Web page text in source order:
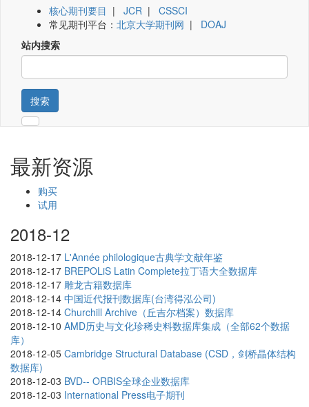
核心期刊要目 | JCR | CSSCI
常见期刊平台： 北京大学期刊网 | DOAJ
站内搜索
搜索
最新资源
购买
试用
2018-12
2018-12-17 L'Année philologique古典学文献年鉴
2018-12-17 BREPOLiS Latin Complete拉丁语大全数据库
2018-12-17 雕龙古籍数据库
2018-12-14 中国近代报刊数据库(台湾得泓公司)
2018-12-14 Churchill Archive（丘吉尔档案）数据库
2018-12-10 AMD历史与文化珍稀史料数据库集成（全部62个数据
库）
2018-12-05 Cambridge Structural Database (CSD，剑桥晶体结构
数据库)
2018-12-03 BVD-- ORBIS全球企业数据库
2018-12-03 International Press电子期刊